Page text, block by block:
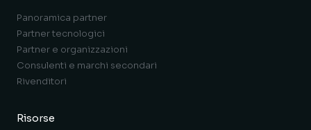
Panoramica partner
Partner tecnologici
Partner e organizzazioni
Consulenti e marchi secondari
Rivenditori
Risorse